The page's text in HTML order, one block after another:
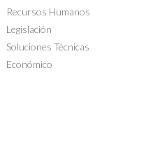
Recursos Humanos
Legislación
Soluciones Técnicas
Económico